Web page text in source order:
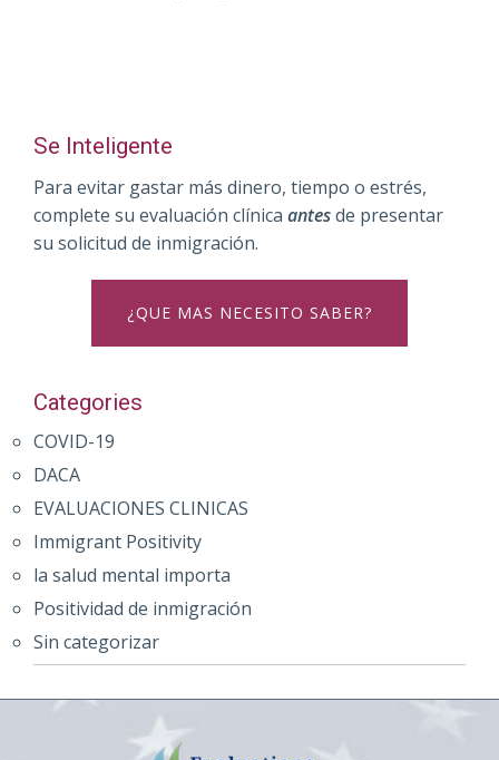
Se Inteligente
Para evitar gastar más dinero, tiempo o estrés,
complete su evaluación clínica antesde presentar
su solicitud de inmigración.
¿QUE MAS NECESITO SABER?
Categories
COVID-19
DACA
EVALUACIONES CLINICAS
Immigrant Positivity
la salud mental importa
Positividad de inmigración
Sin categorizar